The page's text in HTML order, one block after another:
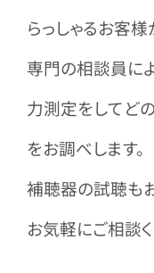
らっしゃるお客様
専門の相談員に
力測定をしてど
をお調べします。
補聴器の試聴も
お気軽にご相談